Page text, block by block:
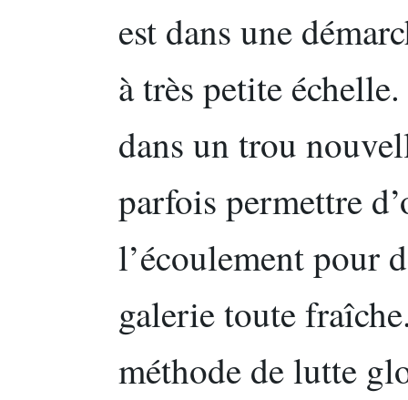
est dans une
à très petite
dans un trou
parfois permettre
l’écoulement pour
galerie toute
méthode de lutte